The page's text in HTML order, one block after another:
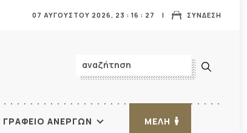
ΣΥΝΔΕΣΗ
07 ΑΥΓΟΥΣΤΟΥ 2026, 23 : 16 : 28
ΓΡΑΦΕΙΟ ΑΝΕΡΓΩΝ ΜΕΛΗ